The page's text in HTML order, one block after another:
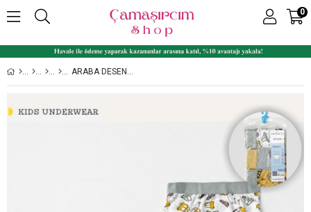
0
ARABA DESENLI LIKRALI PENYE 3'LÜ ERKEK ÇOCUK SLIP SET